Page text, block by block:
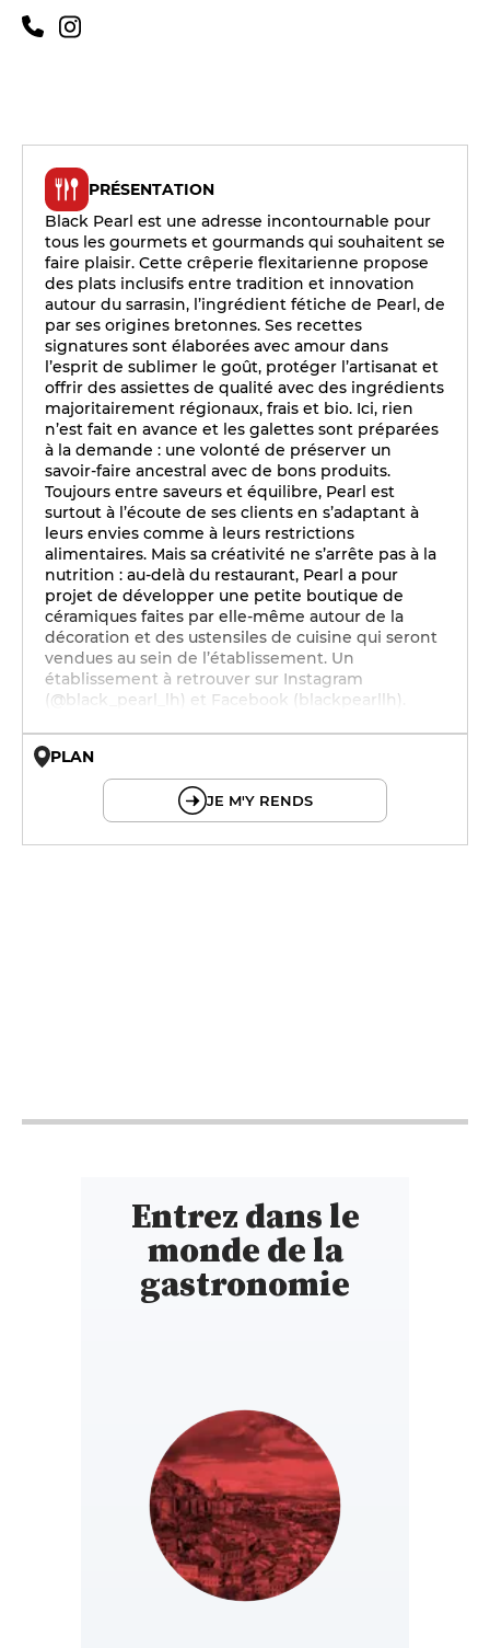
PRÉSENTATION
Black Pearl est une adresse incontournable pour
tous les gourmets et gourmands qui souhaitent se
faire plaisir. Cette crêperie flexitarienne propose
des plats inclusifs entre tradition et innovation
autour du sarrasin, l’ingrédient fétiche de Pearl, de
par ses origines bretonnes. Ses recettes
signatures sont élaborées avec amour dans
l’esprit de sublimer le goût, protéger l’artisanat et
offrir des assiettes de qualité avec des ingrédients
majoritairement régionaux, frais et bio. Ici, rien
n’est fait en avance et les galettes sont préparées
à la demande : une volonté de préserver un
savoir-faire ancestral avec de bons produits.
Toujours entre saveurs et équilibre, Pearl est
surtout à l’écoute de ses clients en s’adaptant à
leurs envies comme à leurs restrictions
alimentaires. Mais sa créativité ne s’arrête pas à la
nutrition : au-delà du restaurant, Pearl a pour
projet de développer une petite boutique de
céramiques faites par elle-même autour de la
décoration et des ustensiles de cuisine qui seront
vendues au sein de l’établissement. Un
établissement à retrouver sur Instagram
(@black_pearl_lh) et Facebook (blackpearllh).
PLAN
JE M'Y RENDS
Entrez dans le
monde de la
gastronomie